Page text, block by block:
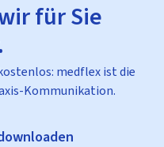
für Sie
medflex ist die
Kommunikation.